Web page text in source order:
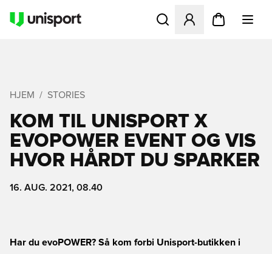
Åbner en Modal til at
HJEM STORIES
KOM TIL UNISPORT X
EVOPOWER EVENT OG VIS
HVOR HÅRDT DU SPARKER
16. AUG. 2021, 08.40
Har du evoPOWER? Så kom forbi Unisport-butikken i